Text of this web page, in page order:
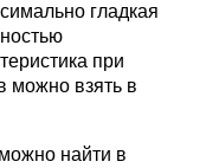
гладкая
при
можно взять в
найти в